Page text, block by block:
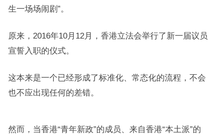
生一场场闹剧”。
原来，2016年10月12月，香港立法会举行了新一届议员
宣誓入职的仪式。
这本来是一个已经形成了标准化、常态化的流程，不会
也不应出现任何的差错。
然而，当香港“青年新政”的成员、来自香港“本土派”的